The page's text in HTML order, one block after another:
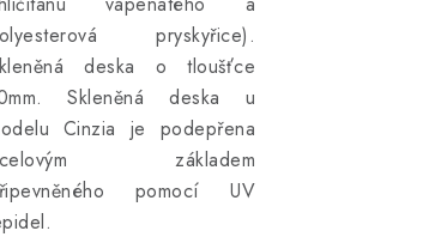
pryskyřice).
deska o tloušťce
Skleněná deska u
Cinzia je podepřena
základem
pomocí UV